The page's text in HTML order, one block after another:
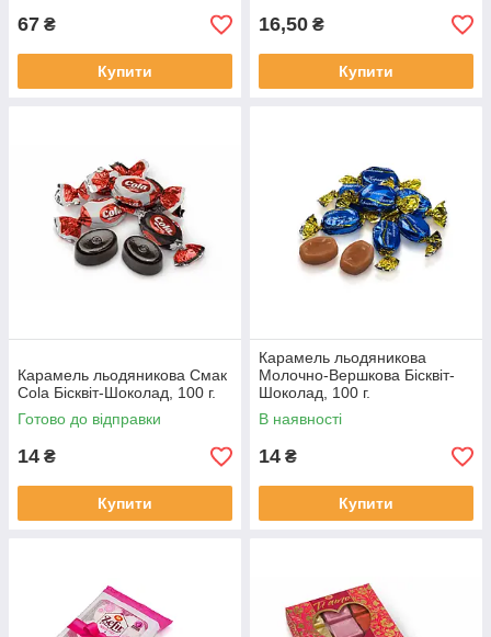
67 ₴
Купити
16,50 ₴
Купити
Карамель льодяникова Смак
Cola Бісквіт-Шоколад, 100 г.
Готово до відправки
14 ₴
Купити
Карамель льодяникова
Молочно-Вершкова Бісквіт-
Шоколад, 100 г.
В наявності
14 ₴
Купити